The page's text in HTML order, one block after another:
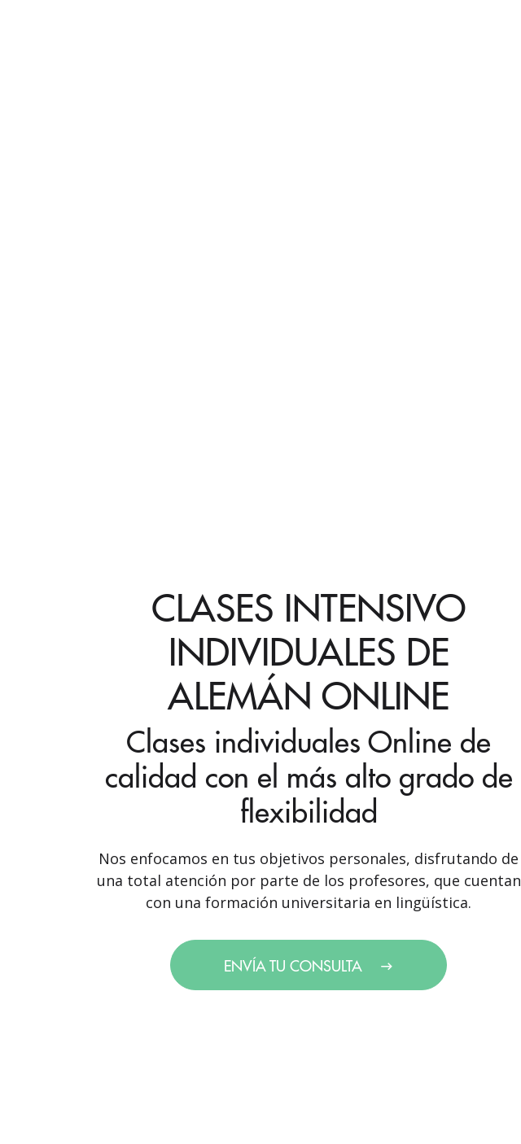
CLASES INTENSIVO
INDIVIDUALES DE
ALEMÁN ONLINE
Clases individuales Online de
calidad con el más alto grado de
flexibilidad
Nos enfocamos en tus objetivos personales, disfrutando de
una total atención por parte de los profesores, que cuentan
con una formación universitaria en lingüística.
ENVÍA TU CONSULTA